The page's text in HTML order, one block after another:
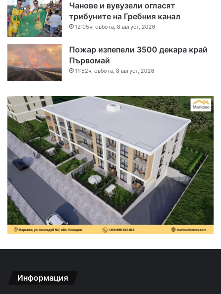
Чанове и вувузели огласят
трибуните на Гребния канал
12:05ч, събота, 8 август, 2026
Пожар изпепели 3500 декара край
Първомай
11:52ч, събота, 8 август, 2026
Информация